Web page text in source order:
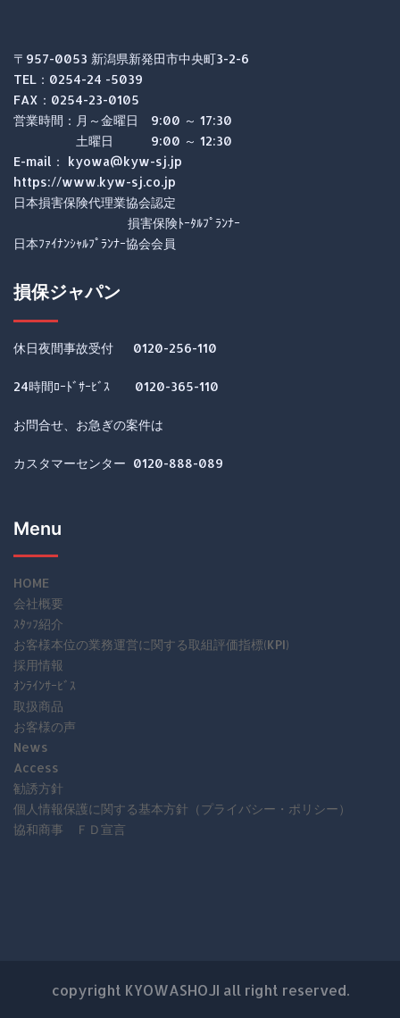
〒957-0053 新潟県新発田市中央町3-2-6
TEL：0254-24 -5039
FAX：0254-23-0105
営業時間：月～金曜日 9:00 ～ 17:30
土曜日 9:00 ～ 12:30
E-mail： kyowa@kyw-sj.jp
https://www.kyw-sj.co.jp
日本損害保険代理業協会認定
損害保険ﾄｰﾀﾙﾌﾟﾗﾝﾅｰ
日本ﾌｧｲﾅﾝｼｬﾙﾌﾟﾗﾝﾅｰ協会会員
損保ジャパン
休日夜間事故受付 0120-256-110
24時間ﾛｰﾄﾞｻｰﾋﾞｽ 0120-365-110
お問合せ、お急ぎの案件は
カスタマーセンター 0120-888-089
Menu
HOME
会社概要
ｽﾀｯﾌ紹介
お客様本位の業務運営に関する取組評価指標(KPI)
採用情報
ｵﾝﾗｲﾝｻｰﾋﾞｽ
取扱商品
お客様の声
News
Access
勧誘方針
個人情報保護に関する基本方針（プライバシー・ポリシー）
協和商事 ＦＤ宣言
copyright KYOWASHOJI all right reserved.